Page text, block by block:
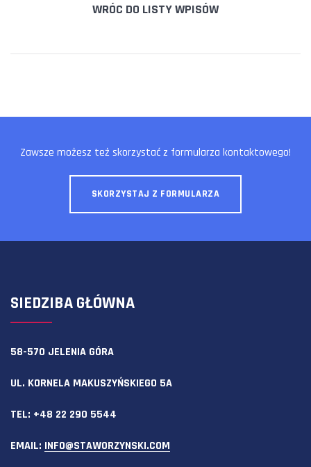
WRÓC DO LISTY WPISÓW
Zawsze możesz też skorzystać z formularza kontaktowego!
SKORZYSTAJ Z FORMULARZA
SIEDZIBA GŁÓWNA
58-570 JELENIA GÓRA
UL. KORNELA MAKUSZYŃSKIEGO 5A
TEL: +48 22 290 5544
EMAIL: INFO@STAWORZYNSKI.COM